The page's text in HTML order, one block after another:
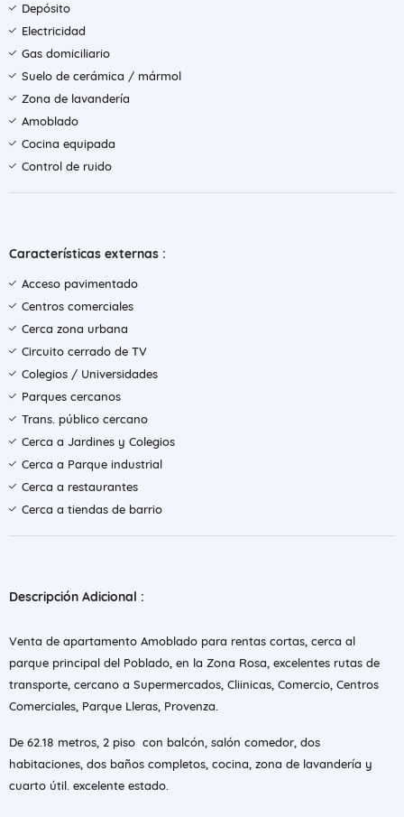
Depósito
Electricidad
Gas domiciliario
Suelo de cerámica / mármol
Zona de lavandería
Amoblado
Cocina equipada
Control de ruido
Características externas :
Acceso pavimentado
Centros comerciales
Cerca zona urbana
Circuito cerrado de TV
Colegios / Universidades
Parques cercanos
Trans. público cercano
Cerca a Jardines y Colegios
Cerca a Parque industrial
Cerca a restaurantes
Cerca a tiendas de barrio
Descripción Adicional :
Venta de apartamento Amoblado para rentas cortas, cerca al
parque principal del Poblado, en la Zona Rosa, excelentes rutas de
transporte, cercano a Supermercados, Cliinicas, Comercio, Centros
Comerciales, Parque Lleras, Provenza.
De 62.18 metros, 2 piso con balcón, salón comedor, dos
habitaciones, dos baños completos, cocina, zona de lavandería y
cuarto útil. excelente estado.